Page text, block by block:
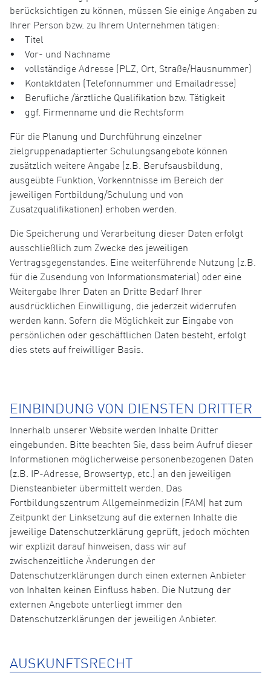
berücksichtigen zu können, müssen Sie einige Angaben zu
Ihrer Person bzw. zu Ihrem Unternehmen tätigen:
• Titel
• Vor- und Nachname
• vollständige Adresse (PLZ, Ort, Straße/Hausnummer)
• Kontaktdaten (Telefonnummer und Emailadresse)
• Berufliche /ärztliche Qualifikation bzw. Tätigkeit
• ggf. Firmenname und die Rechtsform
Für die Planung und Durchführung einzelner
zielgruppenadaptierter Schulungsangebote können
zusätzlich weitere Angabe (z.B. Berufsausbildung,
ausgeübte Funktion, Vorkenntnisse im Bereich der
jeweiligen Fortbildung/Schulung und von
Zusatzqualifikationen) erhoben werden.
Die Speicherung und Verarbeitung dieser Daten erfolgt
ausschließlich zum Zwecke des jeweiligen
Vertragsgegenstandes. Eine weiterführende Nutzung (z.B.
für die Zusendung von Informationsmaterial) oder eine
Weitergabe Ihrer Daten an Dritte Bedarf Ihrer
ausdrücklichen Einwilligung, die jederzeit widerrufen
werden kann. Sofern die Möglichkeit zur Eingabe von
persönlichen oder geschäftlichen Daten besteht, erfolgt
dies stets auf freiwilliger Basis.
EINBINDUNG VON DIENSTEN DRITTER
Innerhalb unserer Website werden Inhalte Dritter
eingebunden. Bitte beachten Sie, dass beim Aufruf dieser
Informationen möglicherweise personenbezogenen Daten
(z.B. IP-Adresse, Browsertyp, etc.) an den jeweiligen
Diensteanbieter übermittelt werden. Das
Fortbildungszentrum Allgemeinmedizin (FAM) hat zum
Zeitpunkt der Linksetzung auf die externen Inhalte die
jeweilige Datenschutzerklärung geprüft, jedoch möchten
wir explizit darauf hinweisen, dass wir auf
zwischenzeitliche Änderungen der
Datenschutzerklärungen durch einen externen Anbieter
von Inhalten keinen Einfluss haben. Die Nutzung der
externen Angebote unterliegt immer den
Datenschutzerklärungen der jeweiligen Anbieter.
AUSKUNFTSRECHT